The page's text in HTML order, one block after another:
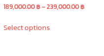
189,000.00฿–239,000.00฿Price
Select optionsproduct